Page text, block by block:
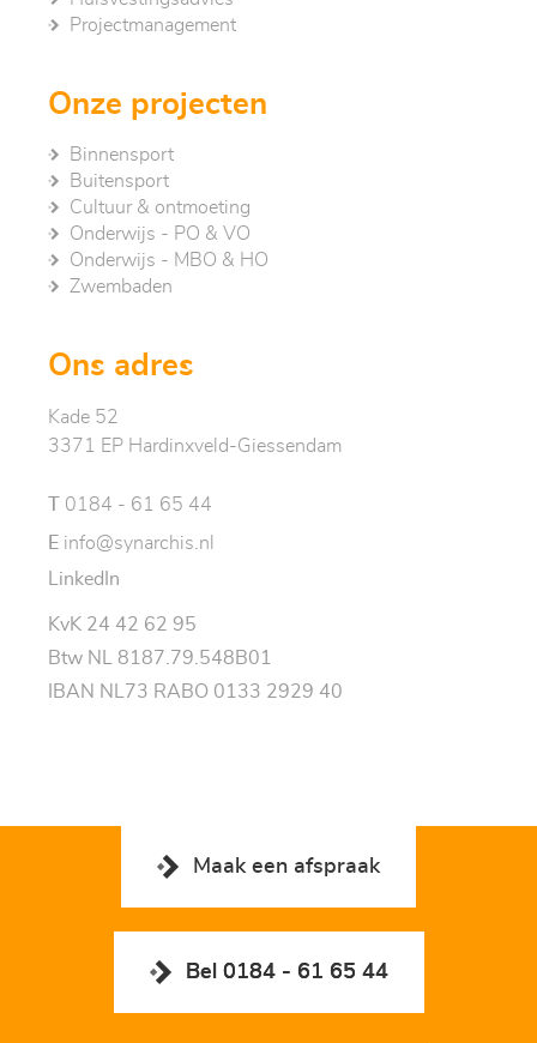
Project­management
Onze projecten
Binnensport
Buitensport
Cultuur & ontmoeting
Onderwijs - PO & VO
Onderwijs - MBO & HO
Zwembaden
Ons adres
Kade 52
3371 EP Hardinxveld-Giessendam
0184 - 61 65 44
E info@synarchis.nl
LinkedIn
KvK 24 42 62 95
Btw NL 8187.79.548B01
IBAN NL73 RABO 0133 2929 40
Maak een afspraak
Bel 0184 - 61 65 44